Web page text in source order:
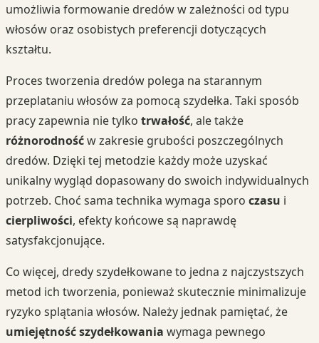
umożliwia formowanie dredów w zależności od typu
włosów oraz osobistych preferencji dotyczących
kształtu.
Proces tworzenia dredów polega na starannym
przeplataniu włosów za pomocą szydełka. Taki sposób
pracy zapewnia nie tylko trwałość, ale także
różnorodnośćw zakresie grubości poszczególnych
dredów. Dzięki tej metodzie każdy może uzyskać
unikalny wygląd dopasowany do swoich indywidualnych
potrzeb. Choć sama technika wymaga sporo czasu i
cierpliwości, efekty końcowe są naprawdę
satysfakcjonujące.
Co więcej, dredy szydełkowane to jedna z najczystszych
metod ich tworzenia, ponieważ skutecznie minimalizuje
ryzyko splątania włosów. Należy jednak pamiętać, że
umiejętność szydełkowania wymaga pewnego